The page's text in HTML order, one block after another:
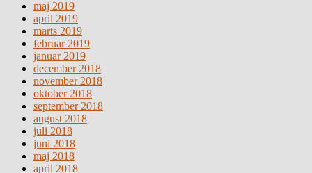
maj 2019
april 2019
marts 2019
februar 2019
januar 2019
december 2018
november 2018
oktober 2018
september 2018
august 2018
juli 2018
juni 2018
maj 2018
april 2018